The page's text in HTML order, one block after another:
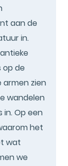
aan de
in.
op de
armen zien
wandelen
in. Op een
het
wat
we